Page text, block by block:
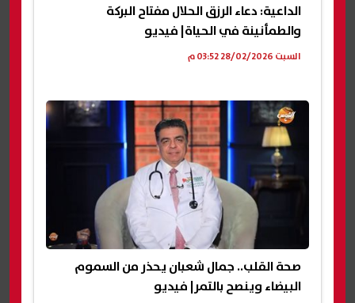
الداعية: دعاء الرزق الحلال مفتاح البركة
والطمأنينة في الحياة| فيديو
السبت 28/02/2026 03:52 م
صحة القلب.. جمال شعبان يحذر من السموم
البيضاء وينصح بالتمر| فيديو